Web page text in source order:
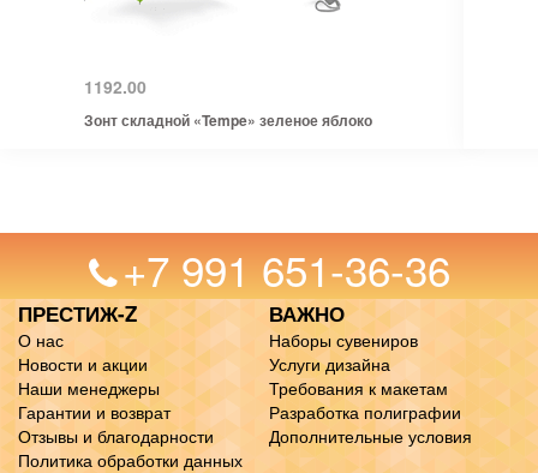
1192.00
Зонт складной «Tempe» зеленое яблоко
+7 991 651-36-36
ПРЕСТИЖ-Z
О нас
Новости и акции
Наши менеджеры
Гарантии и возврат
Отзывы и благодарности
Политика обработки данных
ВАЖНО
Наборы сувениров
Услуги дизайна
Требования к макетам
Разработка полиграфии
Дополнительные условия